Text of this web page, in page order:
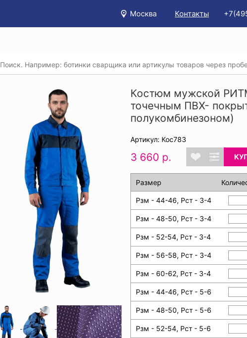
Москва Контакты
Костюм мужской РИТМ® с накладками из ткани с точечным ПВХ-
Костюм мужской
точечным ПВХ-
полукомбинезоном)
Артикул: Кос783
3 660 р.
Размер
Рзм - 44-46, Рст - 3-4
Рзм - 48-50, Рст - 3-4
Рзм - 52-54, Рст - 3-4
Рзм - 56-58, Рст - 3-4
Рзм - 60-62, Рст - 3-4
Рзм - 44-46, Рст - 5-6
Рзм - 48-50, Рст - 5-6
Рзм - 52-54, Рст - 5-6